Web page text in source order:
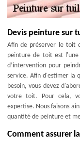
Devis peinture sur
Afin de préserver le toit
peinture de toit est l'une
d’intervention pour
service. Afin d'estimer la
besoin, vous devez
votre toit. Pour cela,
expertise. Nous faisons
quantité de peinture et
Comment assurer